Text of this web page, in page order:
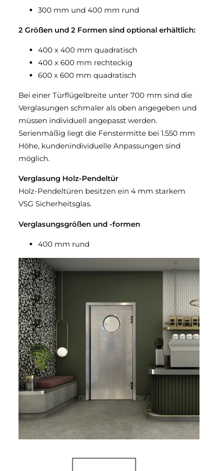
300 mm und 400 mm rund
2 Größen und 2 Formen sind optional erhältlich:
400 x 400 mm quadratisch
400 x 600 mm rechteckig
600 x 600 mm quadratisch
Bei einer Türflügelbreite unter 700 mm sind die
Verglasungen schmaler als oben angegeben und
müssen individuell angepasst werden.
Serienmäßig liegt die Fenstermitte bei 1.550 mm
Höhe, kundenindividuelle Anpassungen sind
möglich.
Verglasung Holz-Pendeltür
Holz-Pendeltüren besitzen ein 4 mm starkem
VSG Sicherheitsglas.
Verglasungsgrößen und -formen
400 mm rund